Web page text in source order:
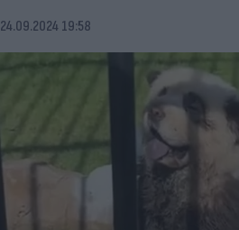
24.09.2024 19:58